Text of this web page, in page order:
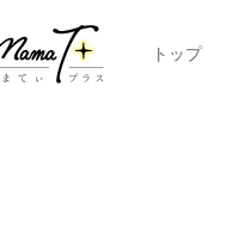
トップ